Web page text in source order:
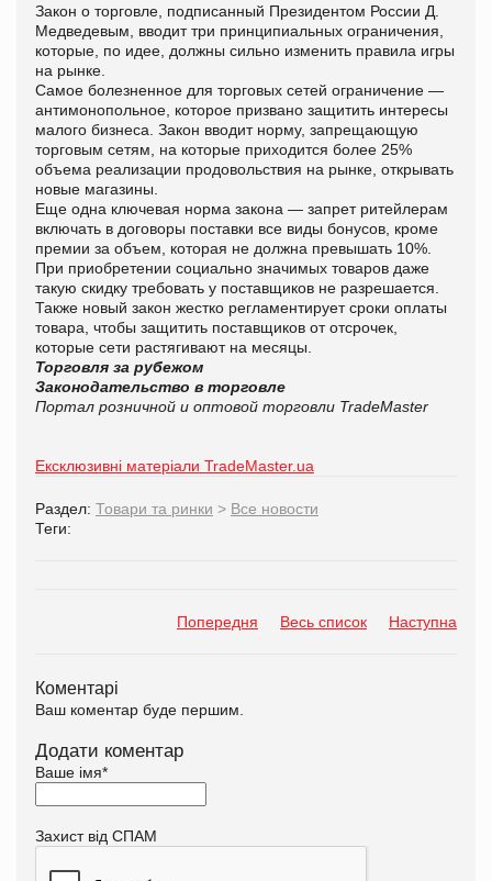
Закон о торговле, подписанный Президентом России Д.
Медведевым, вводит три принципиальных ограничения,
которые, по идее, должны сильно изменить правила игры
на рынке.
Самое болезненное для торговых сетей ограничение —
антимонопольное, которое призвано защитить интересы
малого бизнеса. Закон вводит норму, запрещающую
торговым сетям, на которые приходится более 25%
объема реализации продовольствия на рынке, открывать
новые магазины.
Еще одна ключевая норма закона — запрет ритейлерам
включать в договоры поставки все виды бонусов, кроме
премии за объем, которая не должна превышать 10%.
При приобретении социально значимых товаров даже
такую скидку требовать у поставщиков не разрешается.
Также новый закон жестко регламентирует сроки оплаты
товара, чтобы защитить поставщиков от отсрочек,
которые сети растягивают на месяцы.
Торговля за рубежом
Законодательство в торговле
Портал розничной и оптовой торговли TradeMaster
Ексклюзивні матеріали TradeMaster.ua
Раздел: Товари та ринки > Все новости
Теги:
Попередня Весь список Наступна
Коментарі
Ваш коментар буде першим.
Додати коментар
Ваше імя*
Захист від СПАМ